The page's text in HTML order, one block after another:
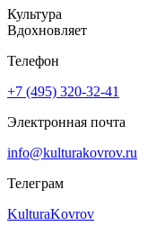
Культура
Вдохновляет
Телефон
+7 (495) 320-32-41
Электронная почта
info@kulturakovrov.ru
Телеграм
KulturaKovrov